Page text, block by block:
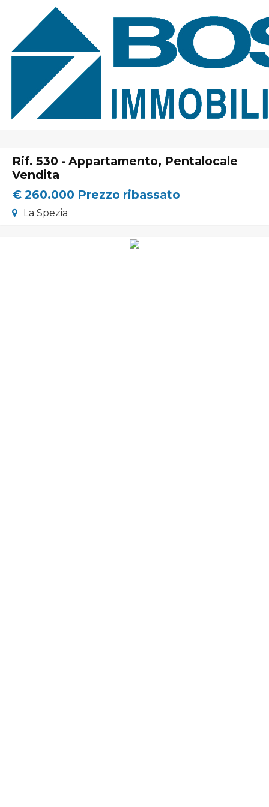
Home
Chi Siamo
Immobili In Vendita
Servizi
Lascia Una Richiesta
Contatti
Rif. 530 - Appartamento, Pentalocale
Vendita
€ 260.000 Prezzo ribassato
La Spezia